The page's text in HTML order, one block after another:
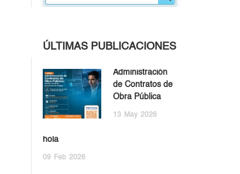
ÚLTIMAS PUBLICACIONES
Administración
de Contratos de
Obra Pública
13 May 2026
hola
09 Feb 2026